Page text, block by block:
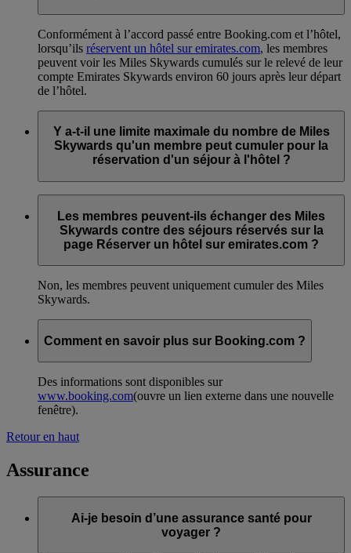
Conformément à l’accord passé entre Booking.com et l’hôtel,
lorsqu’ils réservent un hôtel sur emirates.com, les membres
peuvent voir les Miles Skywards cumulés sur le relevé de leur
compte Emirates Skywards environ 60 jours après leur départ
de l’hôtel.
Y a-t-il une limite maximale du nombre de Miles
Skywards qu'un membre peut cumuler pour la
réservation d'un séjour à l'hôtel ?
Miles Skywards pouvant être cumulés. Le nombre de Miles
attribué par séjour est indiqué au moment de la réservation.
Les membres peuvent-ils échanger des Miles
Skywards contre des séjours réservés sur la
page Réserver un hôtel sur emirates.com ?
Non, les membres peuvent uniquement cumuler des Miles
Skywards.
Comment en savoir plus sur Booking.com ?
Des informations sont disponibles sur
www.booking.com(ouvre un lien externe dans une nouvelle
fenêtre).
Retour en haut
Assurance
Ai-je besoin d’une assurance santé pour
voyager ?